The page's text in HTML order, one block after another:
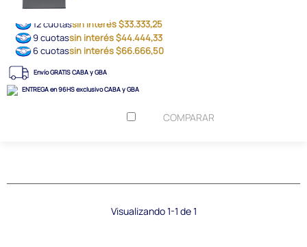
12 cuotassin interés $33.333,25
9 cuotassin interés $44.444,33
6 cuotassin interés $66.666,50
Envío GRATIS CABA y GBA
ENTREGA en 96HS exclusivo CABA y GBA
COMPARAR
Visualizando 1-1 de 1